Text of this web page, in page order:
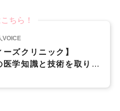
ちら！
VOICE
ーズクリニック】
医学知識と技術を取り入
を提供したい